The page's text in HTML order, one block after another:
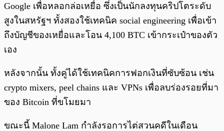
Google เพื่อหลอกล่อเหยื่อ ซึ่งเป็นนักลงทุนคริปโตระดับ
สูงในสหรัฐฯ ทั้งสองใช้เทคนิค social engineering เพื่อเข้า
ถึงบัญชีของเหยื่อและโอน 4,100 BTC เข้ากระเป๋าของตัว
เอง
หลังจากนั้น ทั้งคู่ได้ใช้เทคนิคการฟอกเงินที่ซับซ้อน เช่น
crypto mixers, peel chains และ VPNs เพื่อลบร่องรอยที่มา
ของ Bitcoin ที่ขโมยมา
ขณะนี้ Malone Lam กำลังรอการไต่สวนคดีในเดือน